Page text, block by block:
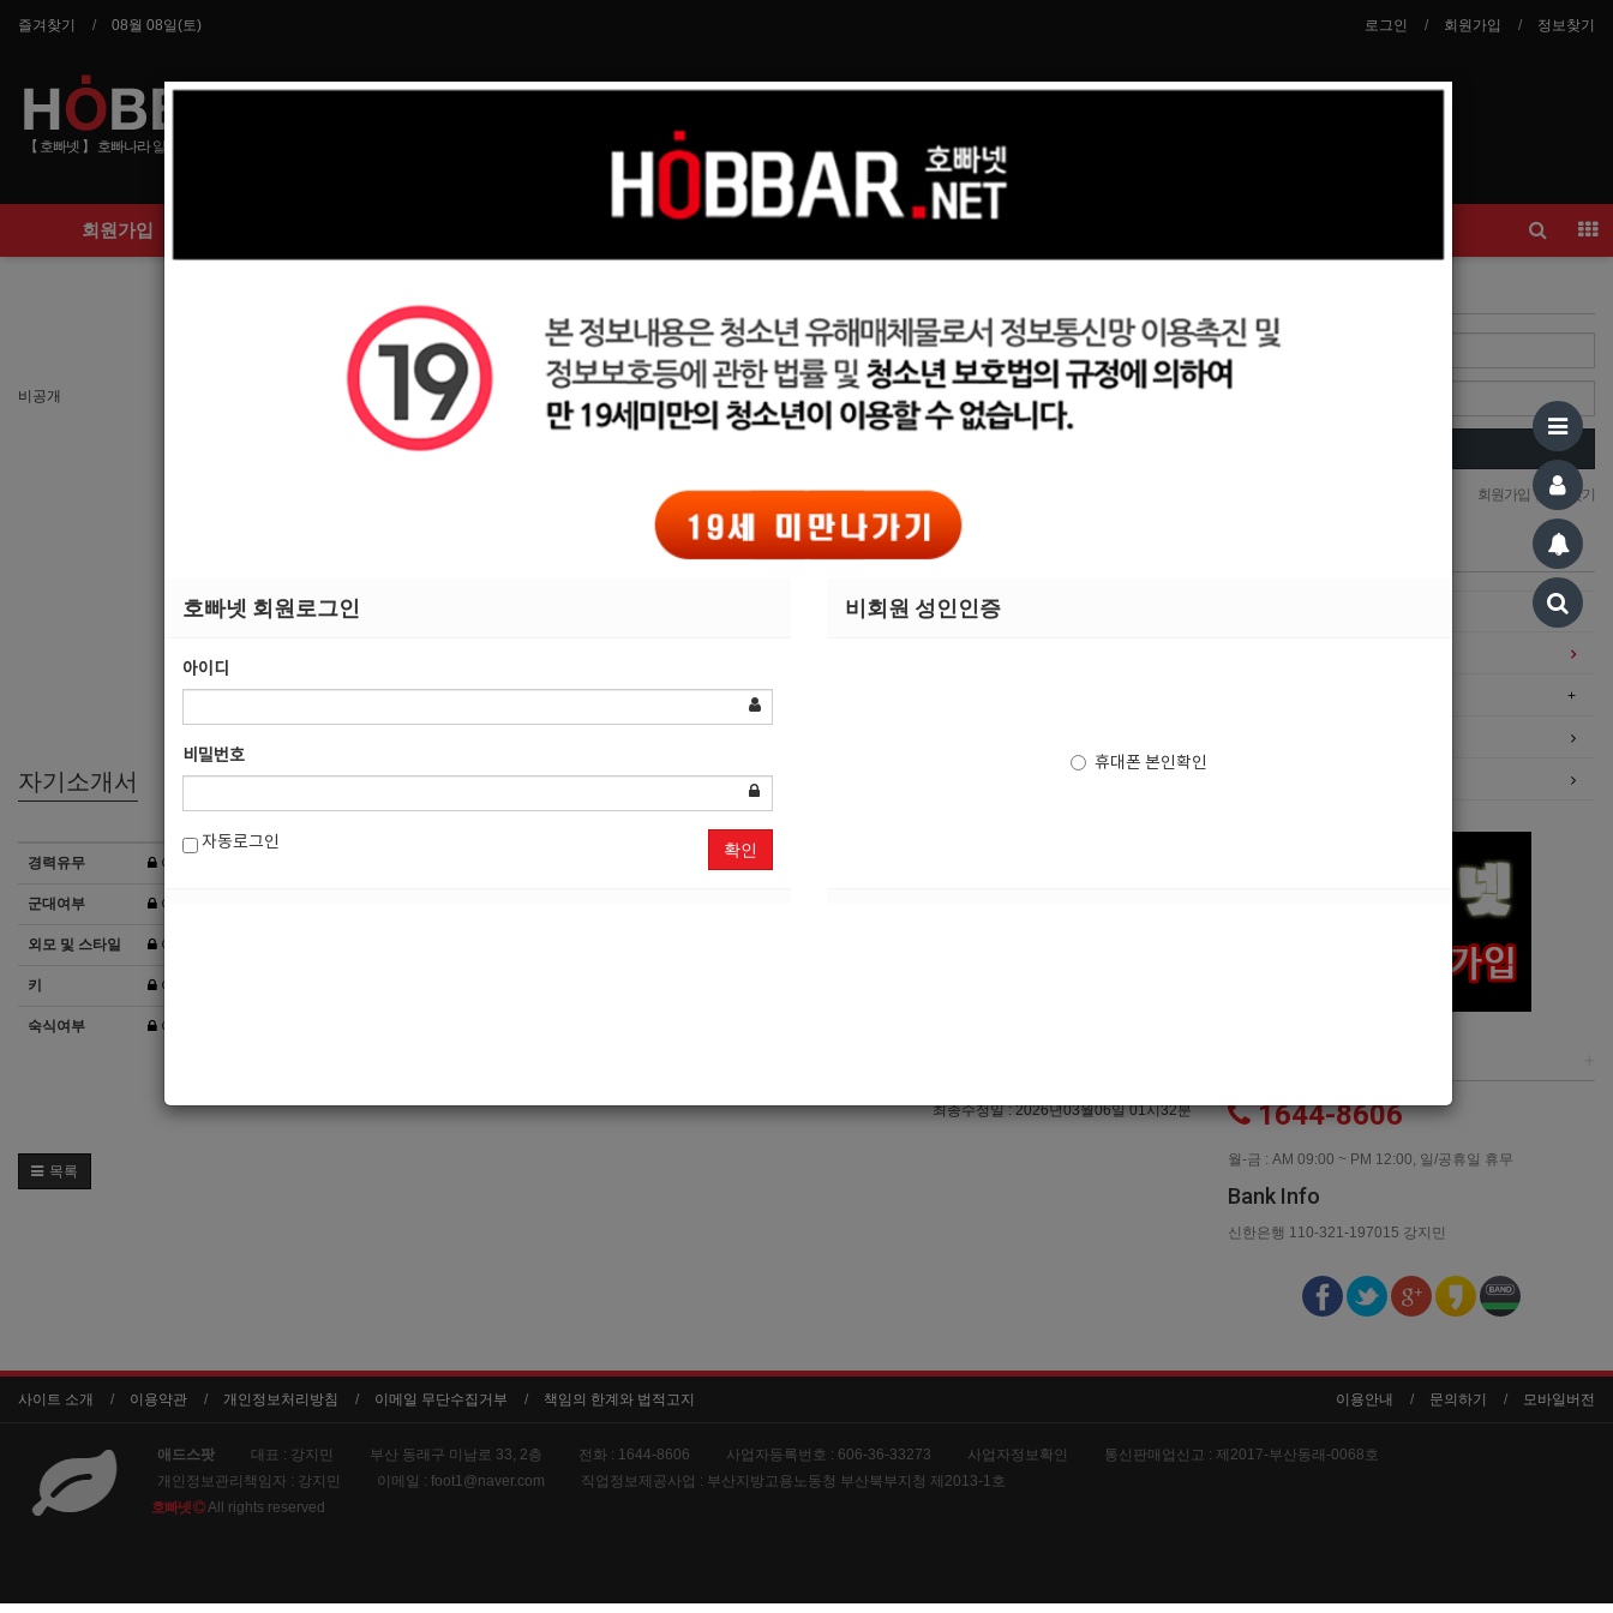
즐겨찾기 08월 08일(토) 로그인 회원가입 정보찾기
【 호빠넷 】 호빠나라 알바사이트 호스트바 선수 구인구직
회원가입
인물 훤칠하고 잘난놈 여기 있습니다.
비공개 이름 김*준
나이(성별)
이력서 열람서비스 신청
경력 초보
자기소개서
경력유무 이력서 열람서비스 신청
군대여부 이력서 열람서비스 신청
외모 및 스타일 이력서 열람서비스 신청
키 이력서 열람서비스 신청
숙식여부 이력서 열람서비스 신청
최종수정일 : 2026년03월06일 01시32분
목록
회원가입 | 정보찾기
1644-8606
월-금 : AM 09:00 ~ PM 12:00, 일/공휴일 휴무
Bank Info
신한은행 110-321-197015 강지민
사이트 소개 이용약관 개인정보처리방침 이메일 무단수집거부 책임의 한계와 법적고지 이용안내 문의하기 모바일버전
애드스팟 대표 : 강지민 부산 동래구 미남로 33, 2층 전화 : 1644-8606 사업자등록번호 : 606-36-33273 사업자정보확인 통신판매업신고 : 제2017-부산동래-0068호
개인정보관리책임자 : 강지민
이메일 : foot1@naver.com 직업정보제공사업 : 부산지방고용노동청 부산북부지청 제2013-1호
호빠넷
All rights reserved
호빠넷 회원로그인
아이디
비밀번호
자동로그인 확인
비회원 성인인증
휴대폰 본인확인